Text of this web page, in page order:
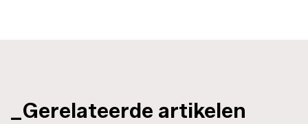
_Gerelateerde artikelen